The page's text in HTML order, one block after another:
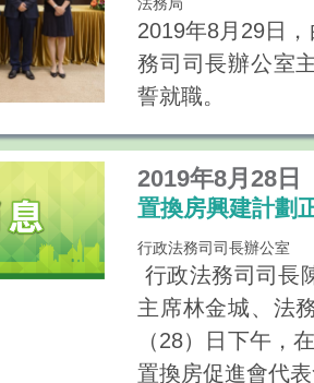
2019年8月29日
務司司長辦公室
誓就職。
2019年8月28日
置換房興建計劃
行政法務司司長辦公室
行政法務司司長
主席林金城、法
（28）日下午，
置換房促進會代